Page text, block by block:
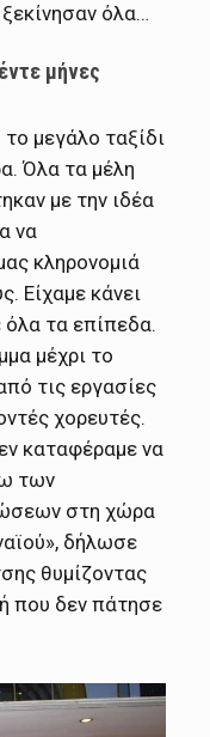
όλα…
μήνες
μεγάλο ταξίδι
Όλα τα μέλη
με την ιδέα
να
κληρονομιά
Είχαμε κάνει
τα επίπεδα.
μέχρι το
τις εργασίες
χορευτές.
καταφέραμε να
των
στη χώρα
δήλωσε
θυμίζοντας
που δεν πάτησε